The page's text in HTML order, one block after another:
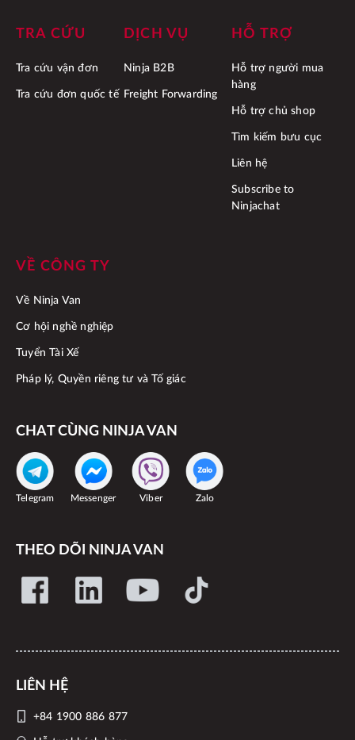
TRA CỨU
Tra cứu vận đơn
Tra cứu đơn quốc tế
DỊCH VỤ
Ninja B2B
Freight Forwarding
HỖ TRỢ
Hỗ trợ người mua
hàng
Hỗ trợ chủ shop
Tìm kiếm bưu cục
Liên hệ
Subscribe to
Ninjachat
VỀ CÔNG TY
Về Ninja Van
Cơ hội nghề nghiệp
Tuyển Tài Xế
Pháp lý, Quyền riêng tư và Tố giác
CHAT CÙNG NINJA VAN
Telegram Messenger Viber Zalo
THEO DÕI NINJA VAN
LIÊN HỆ
+84 1900 886 877